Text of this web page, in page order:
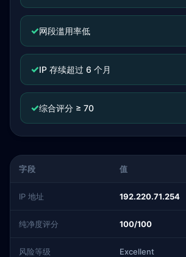
✓网段滥用率低
✓IP 存续超过 6 个月
✓综合评分 ≥ 70
字段 值
IP 地址 192.220.71.254
纯净度评分 100/100
风险等级 Excellent